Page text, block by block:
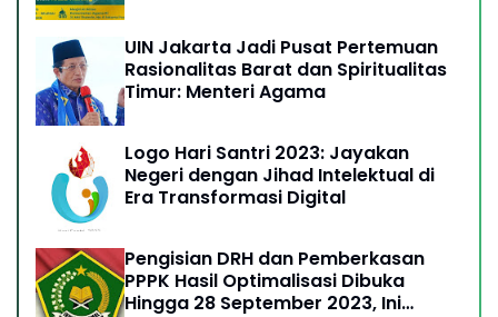
UIN Jakarta Jadi Pusat Pertemuan
Rasionalitas Barat dan Spiritualitas
Timur: Menteri Agama
Logo Hari Santri 2023: Jayakan
Negeri dengan Jihad Intelektual di
Era Transformasi Digital
Pengisian DRH dan Pemberkasan
PPPK Hasil Optimalisasi Dibuka
Hingga 28 September 2023, Ini